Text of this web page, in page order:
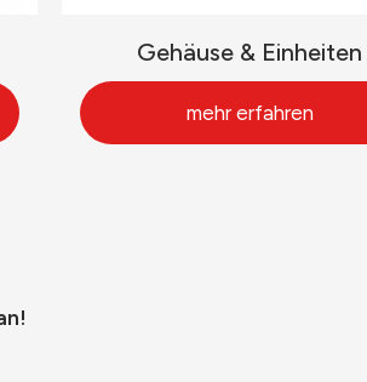
Gehäuse & Einheiten
mehr erfahren